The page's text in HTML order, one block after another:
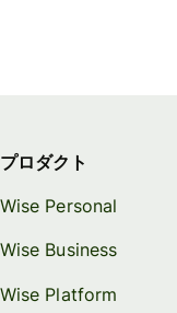
プロダクト
Wise Personal
Wise Business
Wise Platform